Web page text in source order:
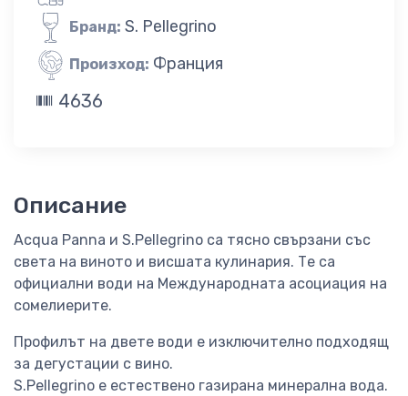
Бранд: S. Pellegrino
Произход: Франция
4636
Описание
Acqua Panna и S.Pellegrino са тясно свързани със
света на виното и висшата кулинария. Те са
официални води на Международната асоциация на
сомелиерите.
Профилът на двете води е изключително подходящ
за дегустации с вино.
S.Pellegrino е естествено газирана минерална вода.